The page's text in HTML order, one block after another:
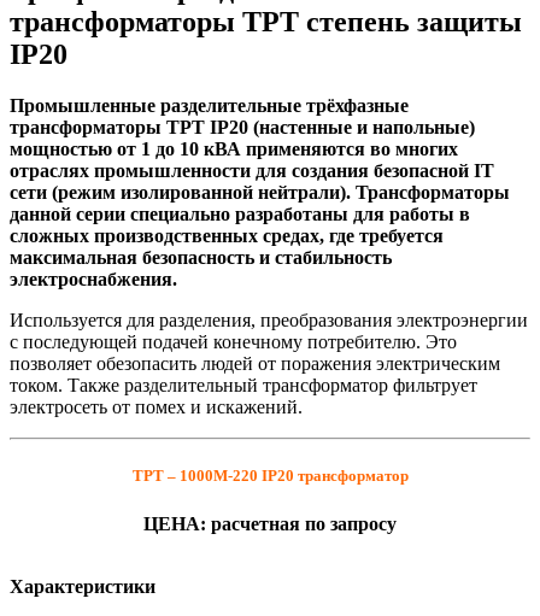
трансформаторы ТРТ степень защиты
IP20
Промышленные разделительные трёхфазные
трансформаторы ТРТ IP20 (настенные и напольные)
мощностью от 1 до 10 кВА применяются во многих
отраслях промышленности для создания безопасной IT
сети (режим изолированной нейтрали). Трансформаторы
данной серии специально разработаны для работы в
сложных производственных средах, где требуется
максимальная безопасность и стабильность
электроснабжения.
Используется для разделения, преобразования электроэнергии
с последующей подачей конечному потребителю. Это
позволяет обезопасить людей от поражения электрическим
током. Также разделительный трансформатор фильтрует
электросеть от помех и искажений.
ТРТ – 1000М-220 IP20 трансформатор
ЦЕНА: расчетная по запросу
Характеристики